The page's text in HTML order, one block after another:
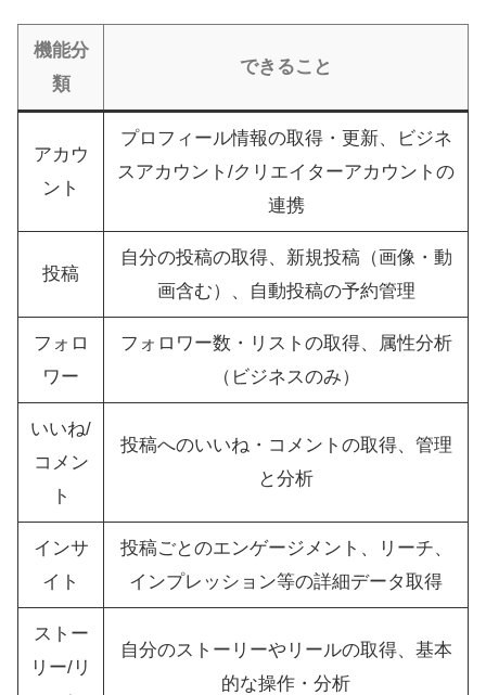
機能分
類
できること
アカウ
ント
プロフィール情報の取得・更新、ビジネ
スアカウント/クリエイターアカウントの
連携
投稿
自分の投稿の取得、新規投稿（画像・動
画含む）、自動投稿の予約管理
フォロ
ワー
フォロワー数・リストの取得、属性分析
（ビジネスのみ）
いいね/
コメン
ト
投稿へのいいね・コメントの取得、管理
と分析
インサ
イト
投稿ごとのエンゲージメント、リーチ、
インプレッション等の詳細データ取得
ストー
リー/リ
自分のストーリーやリールの取得、基本
的な操作・分析